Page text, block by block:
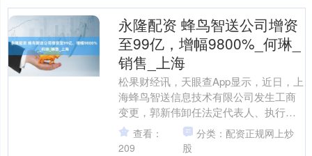
永隆配资 蜂鸟智送公司增资
至99亿，增幅9800%_何琳_
销售_上海
松果财经讯，天眼查App显示，近日，上
海蜂鸟智送信息技术有限公司发生工商
变更，郭新伟卸任法定代表人、执行董
事、经理，由何琳任法定代表人、董
事、经理；同时该公司注....
查看：
209
分类：配资正规网上炒
股